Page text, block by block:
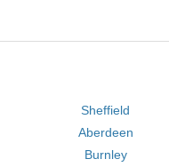
Sheffield
Aberdeen
Burnley